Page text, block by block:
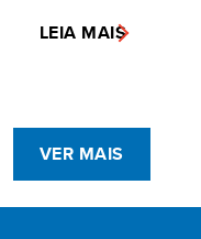
LEIA MAIS
VER MAIS